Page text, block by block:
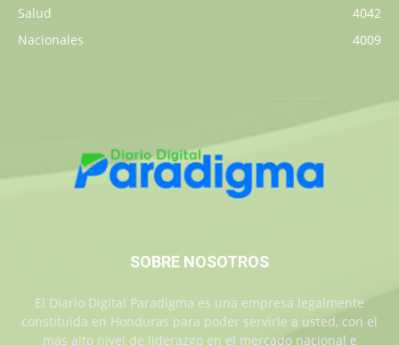
Salud
4042
Nacionales
4009
SOBRE NOSOTROS
El Diario Digital Paradigma es una empresa legalmente
constituida en Honduras para poder servirle a usted, con el
más alto nivel de liderazgo en el mercado nacional e